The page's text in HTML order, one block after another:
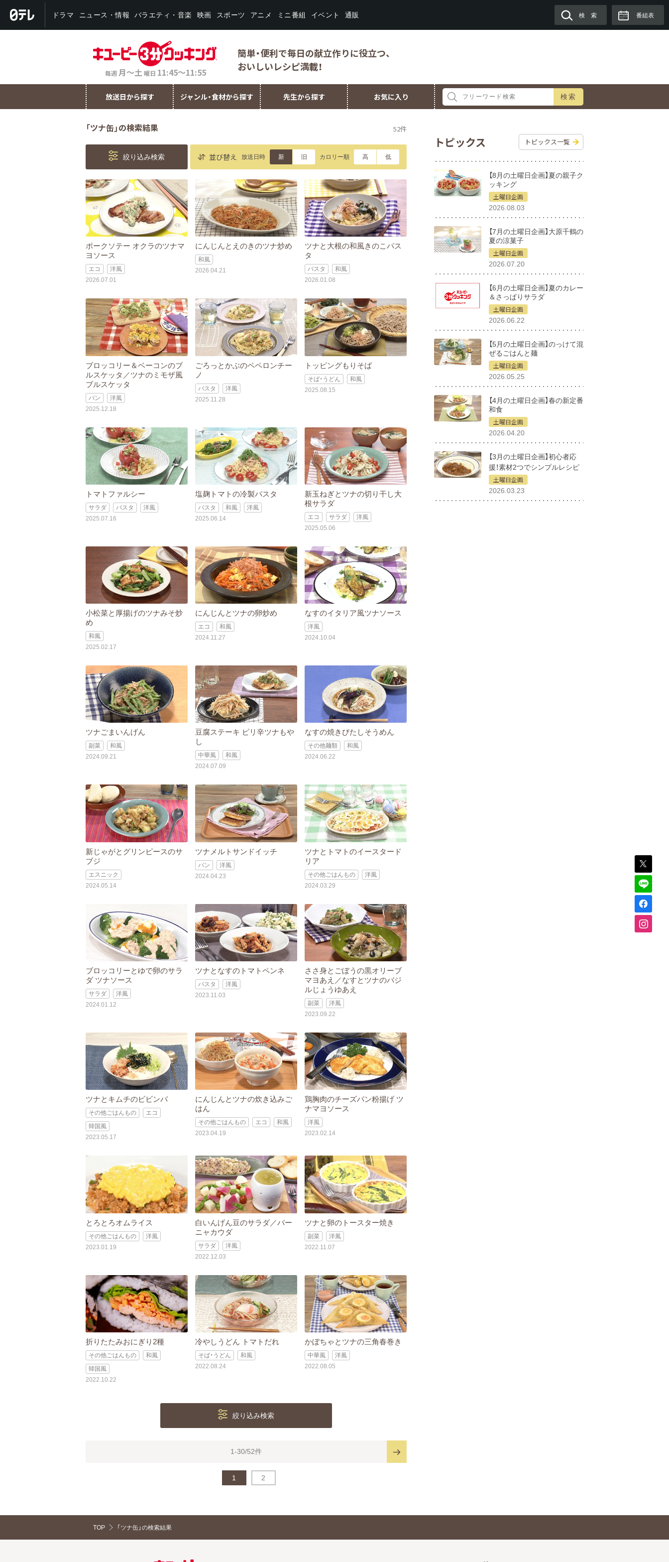
ドラマ ニュース・情報 バラエティ・音楽 映画 スポーツ アニメ ミニ番組 イベント 通販 検 索 番組表
毎週月～土 曜日 11:45～11:55
簡単・便利で毎日の献立作りに役立つ、
おいしいレシピ満載！
放送日から探す ジャンル・食材から探す 先生から探す お気に入り 検索
「ツナ缶」の検索結果 52件
絞り込み検索 並び替え 放送日時 新 旧 カロリー順 高 低
ポークソテー オクラのツナマ
ヨソース
エコ
洋風
2026.07.01
にんじんとえのきのツナ炒め
和風
2026.04.21
ツナと大根の和風きのこパス
タ
パスタ
和風
2026.01.08
ブロッコリー＆ベーコンのブ
ルスケッタ／ツナのミモザ風
ブルスケッタ
パン
洋風
2025.12.18
ごろっとかぶのペペロンチー
ノ
パスタ
洋風
2025.11.28
トッピングもりそば
そば・うどん
和風
2025.08.15
トマトファルシー
サラダ パスタ
洋風
2025.07.16
塩麹トマトの冷製パスタ
パスタ 和風
洋風
2025.06.14
新玉ねぎとツナの切り干し大
根サラダ
エコ サラダ
洋風
2025.05.06
小松菜と厚揚げのツナみそ炒
め
和風
2025.02.17
にんじんとツナの卵炒め
エコ
和風
2024.11.27
なすのイタリア風ツナソース
洋風
2024.10.04
ツナごまいんげん
副菜
和風
2024.09.21
豆腐ステーキ ピリ辛ツナもや
し
中華風
和風
2024.07.09
なすの焼きびたしそうめん
その他麺類
和風
2024.06.22
新じゃがとグリンピースのサ
ブジ
エスニック
2024.05.14
ツナメルトサンドイッチ
パン
洋風
2024.04.23
ツナとトマトのイースタード
リア
その他ごはんもの
洋風
2024.03.29
ブロッコリーとゆで卵のサラ
ダ ツナソース
サラダ
洋風
2024.01.12
ツナとなすのトマトペンネ
パスタ
洋風
2023.11.03
ささ身とごぼうの黒オリーブ
マヨあえ／なすとツナのバジ
ルじょうゆあえ
副菜
洋風
2023.09.22
ツナとキムチのビビンバ
その他ごはんもの
エコ
韓国風
2023.05.17
にんじんとツナの炊き込みご
はん
その他ごはんもの エコ
和風
2023.04.19
鶏胸肉のチーズパン粉揚げ ツ
ナマヨソース
洋風
2023.02.14
とろとろオムライス
その他ごはんもの
洋風
2023.01.19
白いんげん豆のサラダ／バー
ニャカウダ
サラダ
洋風
2022.12.03
ツナと卵のトースター焼き
副菜
洋風
2022.11.07
折りたたみおにぎり2種
その他ごはんもの
和風
韓国風
2022.10.22
冷やしうどん トマトだれ
そば・うどん
和風
2022.08.24
かぼちゃとツナの三角春巻き
中華風
洋風
2022.08.05
絞り込み検索
1-30/52件
1 2
トピックス トピックス一覧
【8月の土曜日企画】夏の親子ク
ッキング
土曜日企画
2026.08.03
【7月の土曜日企画】大原千鶴の
夏の涼菓子
土曜日企画
2026.07.20
【6月の土曜日企画】夏のカレー
＆さっぱりサラダ
土曜日企画
2026.06.22
【5月の土曜日企画】のっけて混
ぜるごはんと麺
土曜日企画
2026.05.25
【4月の土曜日企画】春の新定番
和食
土曜日企画
2026.04.20
【3月の土曜日企画】初心者応
援！素材2つでシンプルレシピ
土曜日企画
2026.03.23
TOP 「ツナ缶」の検索結果